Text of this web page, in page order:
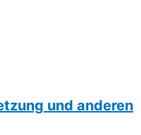
und anderen